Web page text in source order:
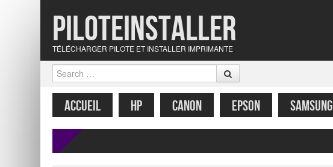
Piloteinstaller
TÉLÉCHARGER PILOTE ET INSTALLER IMPRIMANTE
Search
MENU
SKIP TO CONTENT
ACCUEIL HP CANON EPSON SAMSUNG